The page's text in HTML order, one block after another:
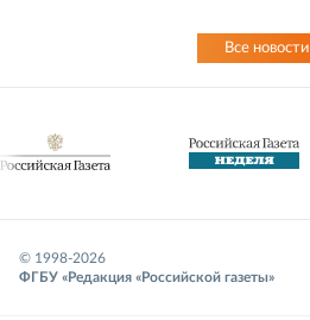
Все новости
© 1998-2026
ФГБУ «Редакция «Российской газеты»